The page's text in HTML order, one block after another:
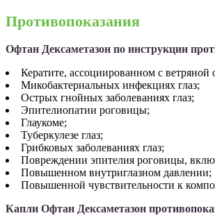
Противопоказания
Офтан Дексаметазон по инструкции
Кератите, ассоциированном с
Микобактериальных инфекциях глаз;
Острых гнойных заболеваниях глаз;
Эпителиопатии роговицы;
Глаукоме;
Туберкулезе глаз;
Грибковых заболеваниях глаз;
Повреждении эпителия роговицы,
Повышенном внутриглазном давлении;
Повышенной чувствительности к
Капли Офтан Дексаметазон